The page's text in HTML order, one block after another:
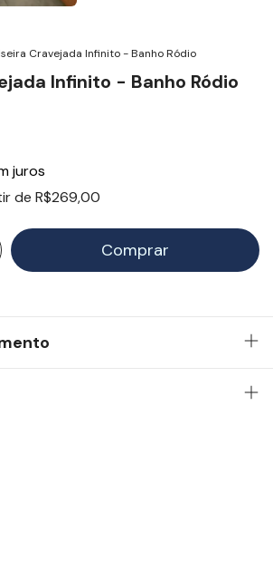
Cravejada Infinito - Banho Ródio
Infinito - Banho Ródio
juros
de R$269,00